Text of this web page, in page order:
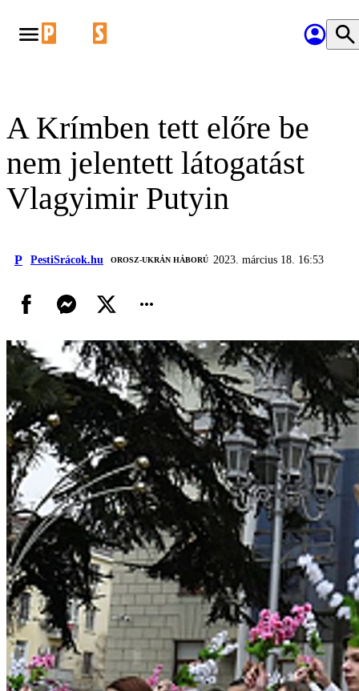
A Krímben tett előre be
nem jelentett látogatást
Vlagyimir Putyin
P PestiSrácok.hu ‎ OROSZ-UKRÁN HÁBORÚ 2023. március 18. 16:53